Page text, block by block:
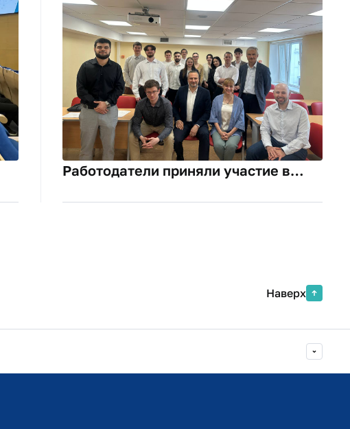
Работодатели приняли участие в
Наверх